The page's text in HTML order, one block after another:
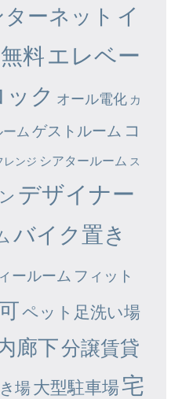
ーネット イ
料エレベー
ク オール電化 カ
ム ゲストルーム コ
レンジ シアタールーム ス
デザイナー
バイク置き
ールーム フィット
ペット足洗い場
廊下分譲賃貸
場大型駐車場宅